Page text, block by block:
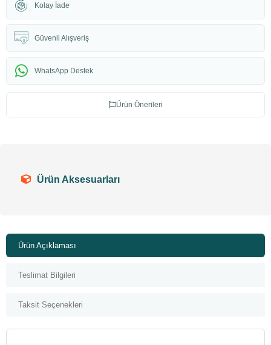
Kolay İade
Güvenli Alışveriş
WhatsApp Destek
Ürün Önerileri
Ürün Aksesuarları
Ürün Açıklaması
Teslimat Bilgileri
Taksit Seçenekleri